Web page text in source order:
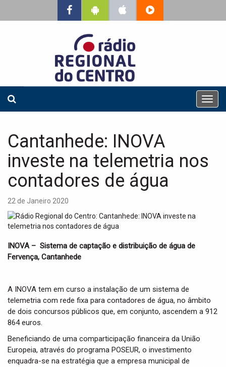
T
o
n
Cantanhede: INOVA
investe na telemetria nos
contadores de água
22 de Janeiro 2020
INOVA – Sistema de captação e distribuição de água de
Fervença, Cantanhede
A INOVA tem em curso a instalação de um sistema de
telemetria com rede fixa para contadores de água, no âmbito
de dois concursos públicos que, em conjunto, ascendem a 912
864 euros.
Beneficiando de uma comparticipação financeira da União
Europeia, através do programa POSEUR, o investimento
enquadra-se na estratégia que a empresa municipal de